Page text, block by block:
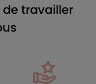
travailler